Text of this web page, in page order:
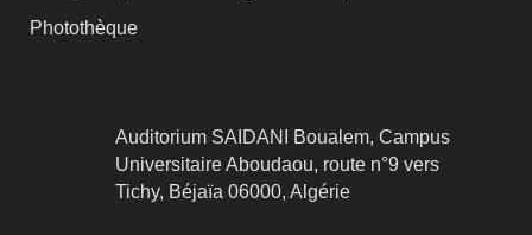
Photothèque
Auditorium SAIDANI Boualem, Campus
Universitaire Aboudaou, route n°9 vers
Tichy, Béjaïa 06000, Algérie